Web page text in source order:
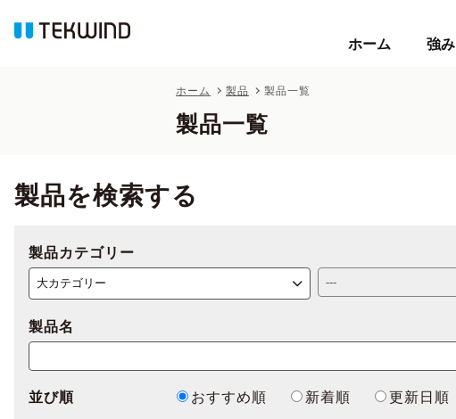
ホーム 強み
ホーム 製品 製品一覧
製品一覧
ホーム 強み
製品を検索する
製品カテゴリー
製品名
並び順 おすすめ順 新着順
更新日順